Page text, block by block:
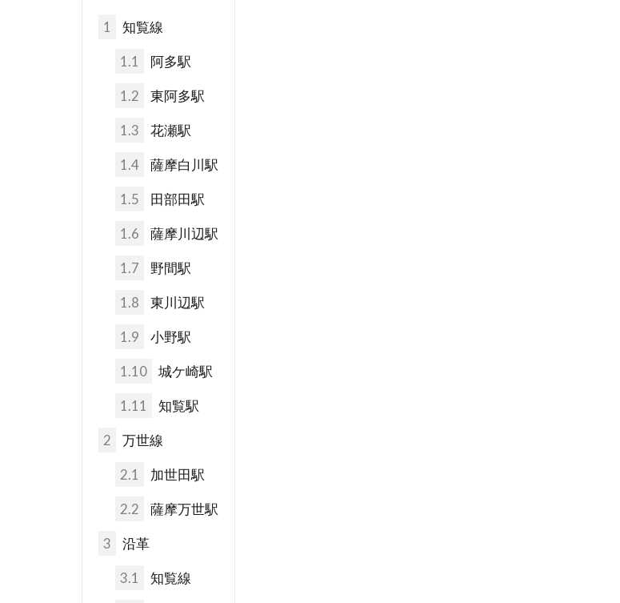
1 知覧線
1.1 阿多駅
1.2 東阿多駅
1.3 花瀬駅
1.4 薩摩白川駅
1.5 田部田駅
1.6 薩摩川辺駅
1.7 野間駅
1.8 東川辺駅
1.9 小野駅
1.10 城ケ崎駅
1.11 知覧駅
2 万世線
2.1 加世田駅
2.2 薩摩万世駅
3 沿革
3.1 知覧線